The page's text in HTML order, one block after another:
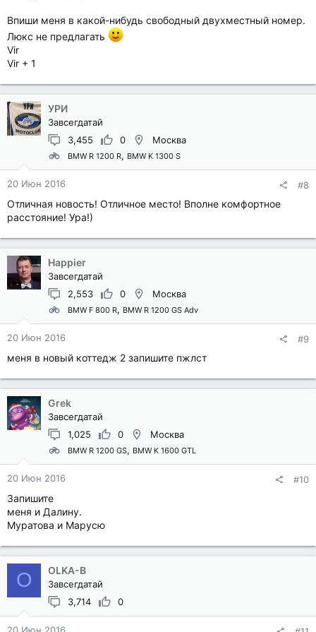
Впиши меня в какой-нибудь свободный двухместный номер.
Люкс не предлагать
Vir
Vir + 1
УРИ
Завсегдатай
3,455
0 Москва
BMW R 1200 R BMW K 1300 S
20 Июн 2016 #8
Отличная новость! Отличное место! Вполне комфортное
расстояние! Ура!)
Happier
Завсегдатай
2,553
0 Москва
BMW F 800 R BMW R 1200 GS Adv
20 Июн 2016 #9
меня в новый коттедж 2 запишите пжлст
Grek
Завсегдатай
1,025
0 Москва
BMW R 1200 GS BMW K 1600 GTL
20 Июн 2016 #10
Запишите
меня и Далину.
Муратова и Марусю
O OLKA-B
Завсегдатай
3,714
0
20 Июн 2016